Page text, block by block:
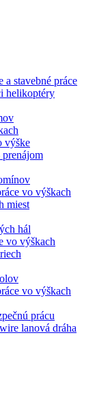
a stavebné práce
helikoptéry
výške
vo výškach
miest
hál
vo výškach
vo výškach
prácu
lanová dráha